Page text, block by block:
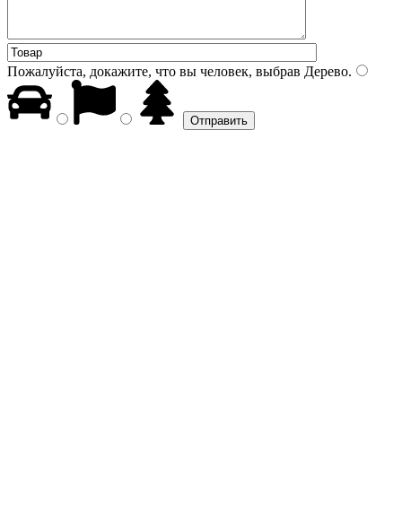
Пожалуйста, докажите, что вы человек, выбрав Дерево.